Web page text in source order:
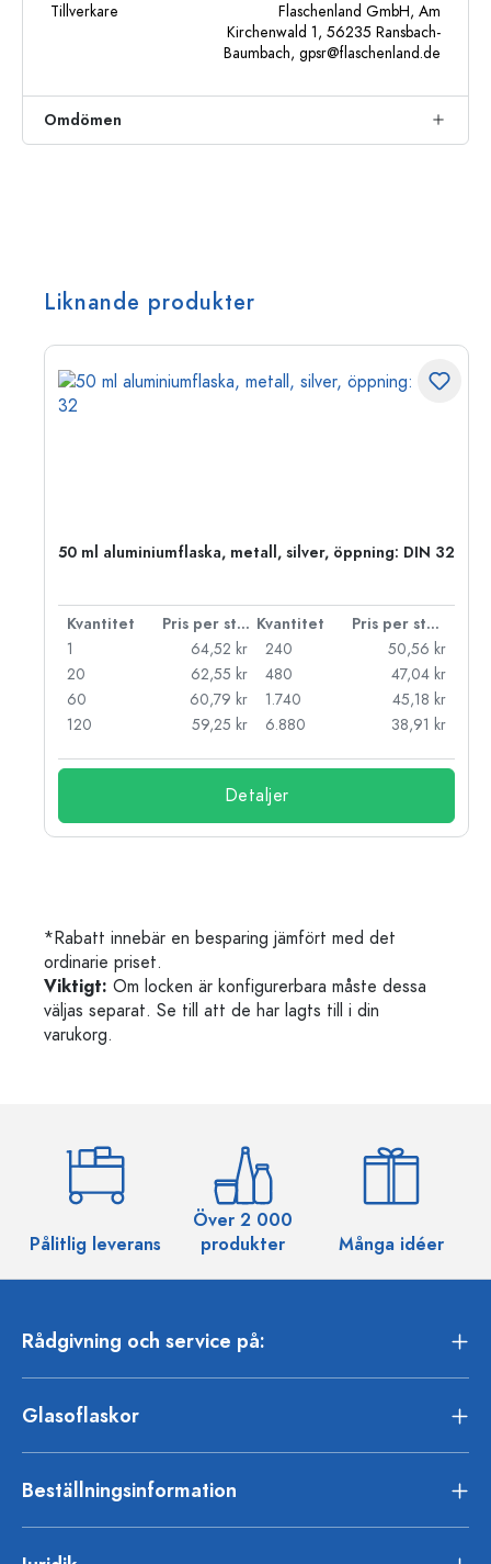
Tillverkare
Flaschenland GmbH, Am
Kirchenwald 1, 56235 Ransbach-
Baumbach, gpsr@flaschenland.de
Omdömen
Liknande produkter
50 ml aluminiumflaska, metall, silver, öppning: DIN 32
Kvantitet Pris per styck Kvantitet
Pris per styck
1
64,52 kr
20
62,55 kr
60
60,79 kr
120
59,25 kr
240
50,56 kr
480
47,04 kr
1.740
45,18 kr
6.880
38,91 kr
Detaljer
*Rabatt innebär en besparing jämfört med det
ordinarie priset.
Viktigt: Om locken är konfigurerbara måste dessa
väljas separat. Se till att de har lagts till i din
varukorg.
Pålitlig leverans
Över 2 000
produkter
Många idéer
Rådgivning och service på:
Glasoflaskor
Beställningsinformation